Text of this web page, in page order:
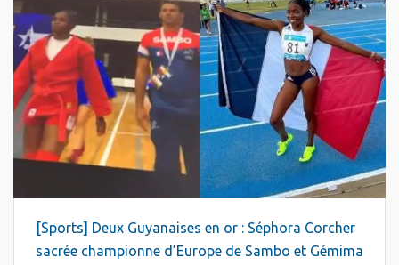
[Sports] Deux Guyanaises en or : Séphora Corcher
sacrée championne d’Europe de Sambo et Gémima